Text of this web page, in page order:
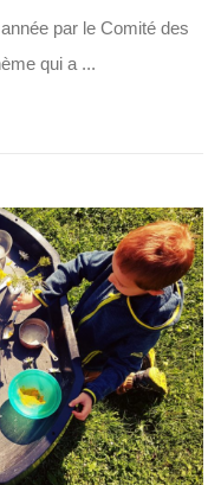
par le Comité des
qui a ...